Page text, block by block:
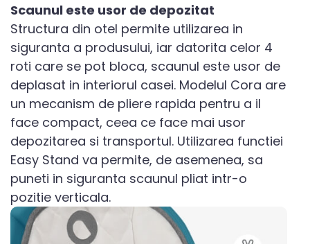
Scaunul este usor de depozitat
Structura din otel permite utilizarea in
siguranta a produsului, iar datorita celor 4
roti care se pot bloca, scaunul este usor de
deplasat in interiorul casei. Modelul Cora are
un mecanism de pliere rapida pentru a il
face compact, ceea ce face mai usor
depozitarea si transportul. Utilizarea functiei
Easy Stand va permite, de asemenea, sa
puneti in siguranta scaunul pliat intr-o
pozitie verticala.